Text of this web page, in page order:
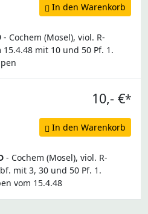
In den Warenkorb
- Cochem (Mosel), viol. R-
mit 10 und 50 Pf. 1.
10,- €*
In den Warenkorb
- Cochem (Mosel), viol. R-
mit 3, 30 und 50 Pf. 1.
vom 15.4.48